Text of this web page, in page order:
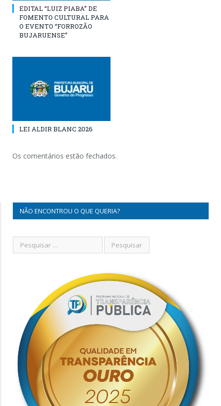
EDITAL “LUIZ PIABA” DE
FOMENTO CULTURAL PARA
O EVENTO “FORROZÃO
BUJARUENSE”
LEI ALDIR BLANC 2026
Os comentários estão fechados.
NÃO ENCONTROU O QUE QUERIA?